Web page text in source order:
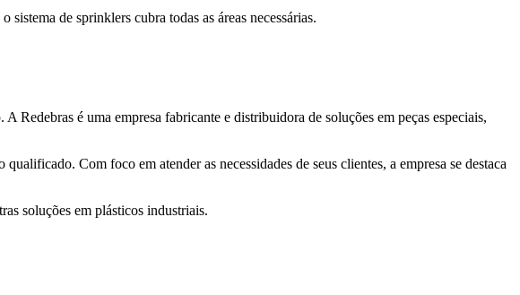
de sprinklers cubra todas as áreas necessárias.
Redebras é uma empresa fabricante e distribuidora de soluções em peças especiais,
Com foco em atender as necessidades de seus clientes, a empresa se destaca
soluções em plásticos industriais.